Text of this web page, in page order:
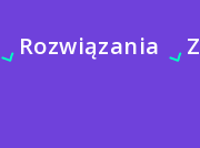
Rozwiązania